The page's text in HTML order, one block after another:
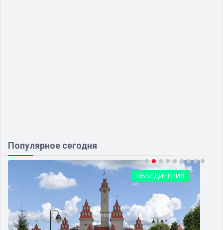
Популярное сегодня
ОБЪЕДИНЕНИЯ